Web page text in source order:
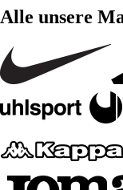
Alle unsere